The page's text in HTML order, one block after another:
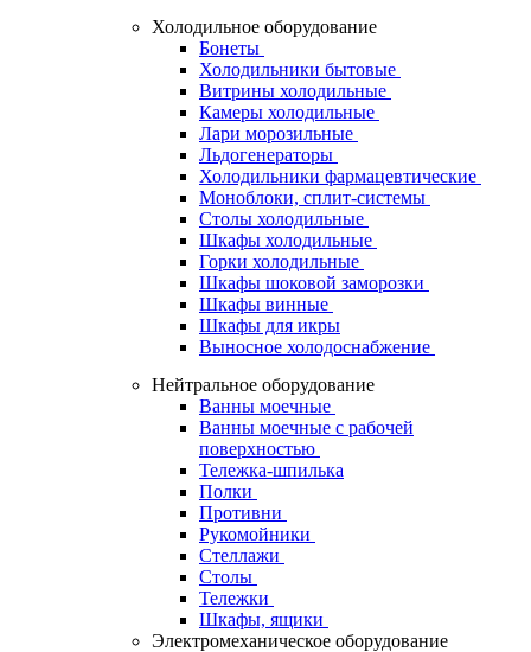
Холодильное оборудование
Бонеты
Холодильники бытовые
Витрины холодильные
Камеры холодильные
Лари морозильные
Льдогенераторы
Холодильники фармацевтические
Моноблоки, сплит-системы
Столы холодильные
Шкафы холодильные
Горки холодильные
Шкафы шоковой заморозки
Шкафы винные
Шкафы для икры
Выносное холодоснабжение
Нейтральное оборудование
Ванны моечные
Ванны моечные с рабочей
поверхностью
Тележка-шпилька
Полки
Противни
Рукомойники
Стеллажи
Столы
Тележки
Шкафы, ящики
Электромеханическое оборудование